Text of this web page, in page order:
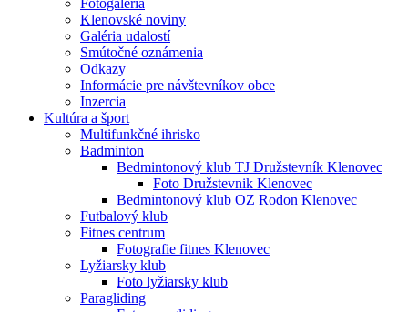
Fotogaléria
Klenovské noviny
Galéria udalostí
Smútočné oznámenia
Odkazy
Informácie pre návštevníkov obce
Inzercia
Kultúra a šport
Multifunkčné ihrisko
Badminton
Bedmintonový klub TJ Družstevník Klenovec
Foto Družstevnik Klenovec
Bedmintonový klub OZ Rodon Klenovec
Futbalový klub
Fitnes centrum
Fotografie fitnes Klenovec
Lyžiarsky klub
Foto lyžiarsky klub
Paragliding